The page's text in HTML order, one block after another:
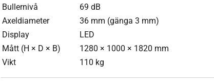
Bullernivå
69 dB
Axeldiameter
36 mm (gänga 3 mm)
Display
LED
Mått (H × D × B)
1280 × 1000 × 1820 mm
Vikt
110 kg